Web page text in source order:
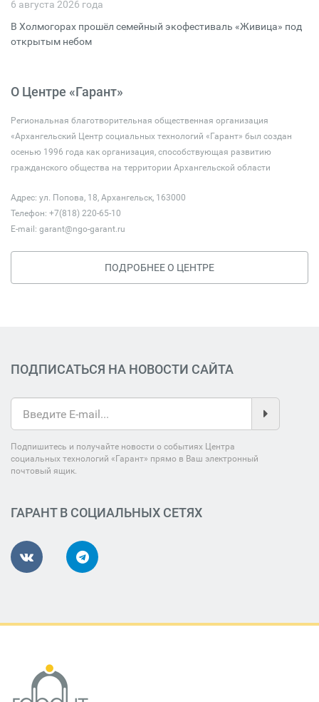
6 августа 2026 года
В Холмогорах прошёл семейный экофестиваль «Живица» под
открытым небом
О Центре «Гарант»
Региональная благотворительная общественная организация
«Архангельский Центр социальных технологий «Гарант» был создан
осенью 1996 года как организация, способствующая развитию
гражданского общества на территории Архангельской области
Адрес: ул. Попова, 18, Архангельск, 163000
Телефон: +7(818) 220-65-10
E-mail: garant@ngo-garant.ru
ПОДРОБНЕЕ О ЦЕНТРЕ
ПОДПИСАТЬСЯ НА НОВОСТИ САЙТА
Подпишитесь и получайте новости о событиях Центра
социальных технологий «Гарант» прямо в Ваш электронный
почтовый ящик.
ГАРАНТ В СОЦИАЛЬНЫХ СЕТЯХ